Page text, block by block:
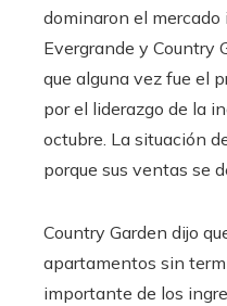
dominaron el
Evergrande y Country
que alguna vez fue el
por el liderazgo de la
octubre. La situación
porque sus ventas se
Country Garden dijo
apartamentos sin
importante de los